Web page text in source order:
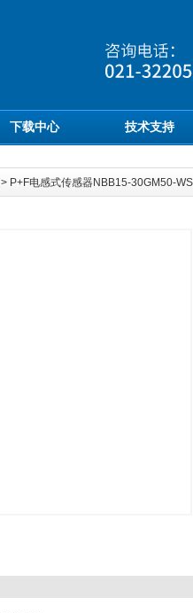
下载中心 技术支持
> P+F电感式传感器NBB15-30GM50-